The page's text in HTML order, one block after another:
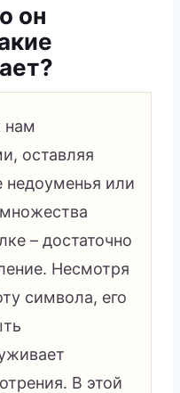
он
нам
оставляя
или
– достаточно
Несмотря
символа, его
В этой